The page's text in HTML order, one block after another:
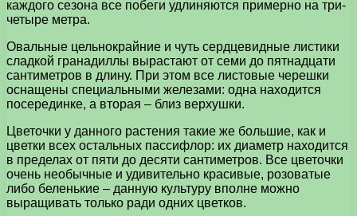
каждого сезона все побеги удлиняются примерно на три-
четыре метра.
Овальные цельнокрайние и чуть сердцевидные листики
сладкой гранадиллы вырастают от семи до пятнадцати
сантиметров в длину. При этом все листовые черешки
оснащены специальными железами: одна находится
посерединке, а вторая – близ верхушки.
Цветочки у данного растения такие же большие, как и
цветки всех остальных пассифлор: их диаметр находится
в пределах от пяти до десяти сантиметров. Все цветочки
очень необычные и удивительно красивые, розоватые
либо беленькие – данную культуру вполне можно
выращивать только ради одних цветков.